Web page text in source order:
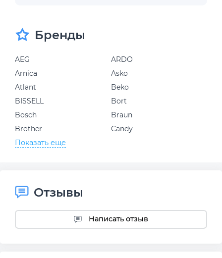
Бренды
AEG
ARDO
Arnica
Asko
Atlant
Beko
BISSELL
Bort
Bosch
Braun
Brother
Candy
Показать еще
Отзывы
Написать отзыв